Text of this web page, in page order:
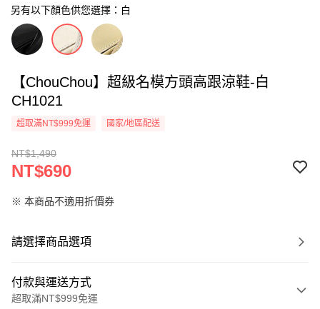
另有以下顏色供您選擇：白
【ChouChou】超級名模方頭高跟涼鞋-白
CH1021
超取滿NT$999免運 國家/地區配送
NT$1,490
NT$690
※ 本商品不適用折價券
請選擇商品選項
付款與運送方式
超取滿NT$999免運